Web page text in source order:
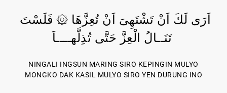
تَنَــالُ الْعِزَّ حَتَّى تُذِلَّهــــاَ
NINGALI INGSUN MARING SIRO KEPINGIN MULYO
MONGKO DAK KASIL MULYO SIRO YEN DURUNG INO